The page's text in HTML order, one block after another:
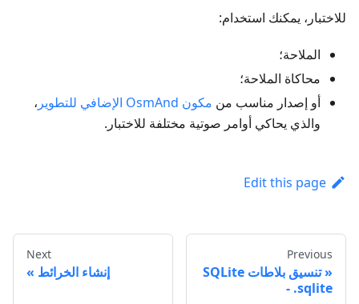
للاختبار، يمكنك استخدام:
الملاحة؛
محاكاة الملاحة؛
أو إصدار مناسب من مكون OsmAnd الإضافي للتطوير
،
والذي يحاكي أوامر صوتية مختلفة للاختبار.
Edit this page
Previous
تنسيق بلاطات SQLite
- .sqlite
Next
إنشاء الخرائط